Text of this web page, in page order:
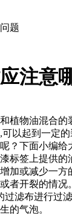
题
注意
植物油混合的
以起到一定
？下面小编给
标签上提供的
加或减少一方
者开裂的情况
过滤布进行过
的气泡。